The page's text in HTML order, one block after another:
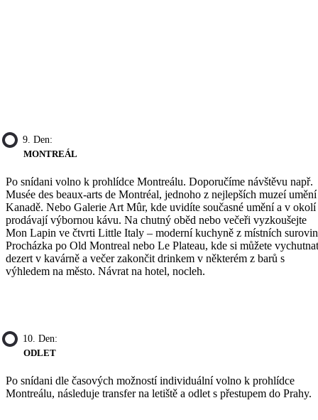
9. Den:
MONTREÁL
Po snídani volno k prohlídce Montreálu. Doporučíme návštěvu např.
Musée des beaux-arts de Montréal, jednoho z nejlepších muzeí
Kanadě. Nebo Galerie Art Mûr, kde uvidíte současné umění a v okolí
prodávají výbornou kávu. Na chutný oběd nebo večeři vyzkoušejte
Mon Lapin ve čtvrti Little Italy – moderní kuchyně z místních
Procházka po Old Montreal nebo Le Plateau, kde si můžete vychutnat
dezert v kavárně a večer zakončit drinkem v některém z barů s
výhledem na město. Návrat na hotel, nocleh.
10. Den:
ODLET
Po snídani dle časových možností individuální volno k prohlídce
Montreálu, následuje transfer na letiště a odlet s přestupem do Prahy.